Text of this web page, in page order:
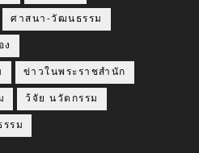
ศาสนา-วัฒนธรรม
ง
ข่าวในพระราชสำนัก
ว้จัย นวัตกรรม
รม